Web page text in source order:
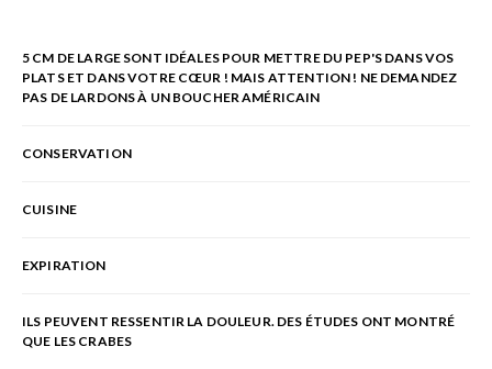
5 CM DE LARGE SONT IDÉALES POUR METTRE DU PEP'S DANS VOS
PLATS ET DANS VOTRE CŒUR ! MAIS ATTENTION ! NE DEMANDEZ
PAS DE LARDONS À UN BOUCHER AMÉRICAIN
CONSERVATION
CUISINE
EXPIRATION
ILS PEUVENT RESSENTIR LA DOULEUR. DES ÉTUDES ONT MONTRÉ
QUE LES CRABES